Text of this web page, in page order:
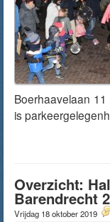
Boerhaavelaan
is
Overzicht:
Barendrecht
Vrijdag 18 oktober 2019